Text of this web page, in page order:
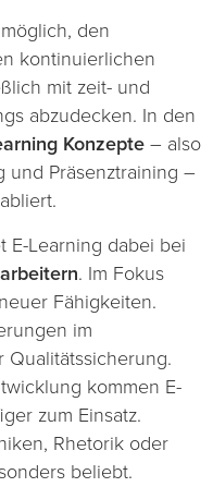
den
kontinuierlichen
mit zeit- und
abzudecken. In den
Konzepte – also
und Präsenztraining –
E-Learning dabei bei
. Im Fokus
Fähigkeiten.
im
Qualitätssicherung.
kommen E-
zum Einsatz.
Rhetorik oder
beliebt.